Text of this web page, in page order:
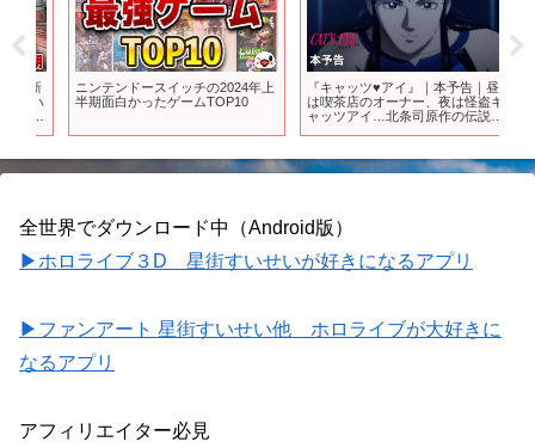
ニンテンドースイッチの2024年上
半期面白かったゲームTOP10
『キャッツ♥アイ』｜本予告｜昼
は喫茶店のオーナー、夜は怪盗キ
ャッツアイ…北条司原作の伝説的
ス
全世界でダウンロード中（Android版）
▶ホロライブ３D 星街すいせいが好きになるアプリ
▶ファンアート 星街すいせい他 ホロライブが大好きに
なるアプリ
アフィリエイター必見